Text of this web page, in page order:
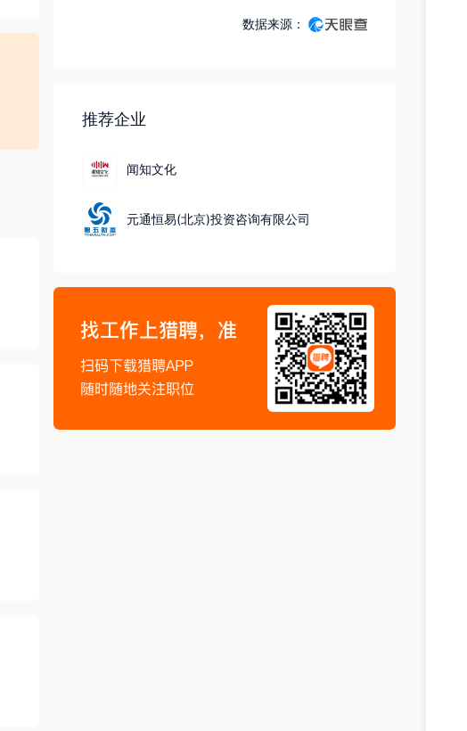
调查）；社会经济咨询服务；企业管理咨询；企业形象策
展经营活动）许可项目：出版物零售；互联网信息服务；建
二类增值电信业务。（依法须经批准的项目，经相关部门批
准后方可开展经营活动，具体经营项目以相关部门批准文件
或许可证件为准）（不得从事国家和本市产业政策禁止和限
制类项目的经营活动。）
数据来源：
推荐企业
闻知文化
元通恒易(北京)投资咨询有限公司